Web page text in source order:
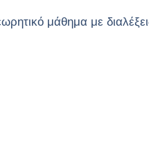
μάθημα με